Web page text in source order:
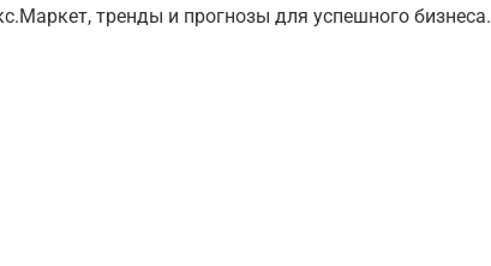
тренды и прогнозы для успешного бизнеса.